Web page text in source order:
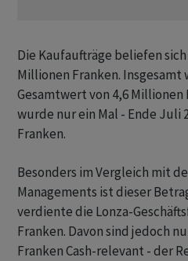
Die Kaufaufträge beliefen sich
Millionen Franken.
Gesamtwert von 4,6
wurde nur ein Mal - Ende Juli
Franken.
Besonders im Vergleich mit
Managements ist dieser
verdiente die Lonza-
Franken. Davon sind jedoch
Franken Cash-relevant - der